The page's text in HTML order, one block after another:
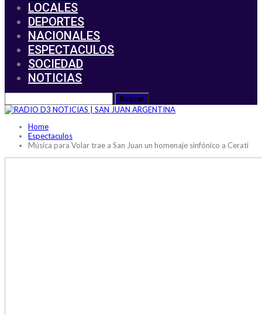
LOCALES
DEPORTES
NACIONALES
ESPECTACULOS
SOCIEDAD
NOTICIAS
Home
Espectaculos
Música para Volar trae a San Juan un homenaje sinfónico a Cerati